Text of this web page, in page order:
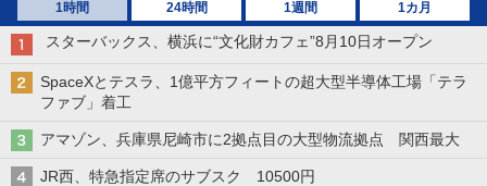
1時間 24時間 1週間 1カ月
スターバックス、横浜に“文化財カフェ”8月10日オープン
SpaceXとテスラ、1億平方フィートの超大型半導体工場「テラ
ファブ」着工
アマゾン、兵庫県尼崎市に2拠点目の大型物流拠点 関西最大
JR西、特急指定席のサブスク 10500円